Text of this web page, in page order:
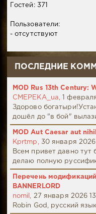
Гостей: 371
Пользователи:
- отсутствуют
ПОСЛЕДНИЕ
MOD Rus 13th Century:
CMEPEKA_ua,
1
Здорово
дошёл до "в бой"
MOD Aut Caesar aut nihil
Kprtmp,
30 января 2026
Всем привет давно тут
делаю полную
Перечень
BANNERLORD
nomil,
27 января 2026
Robin God, русский язык